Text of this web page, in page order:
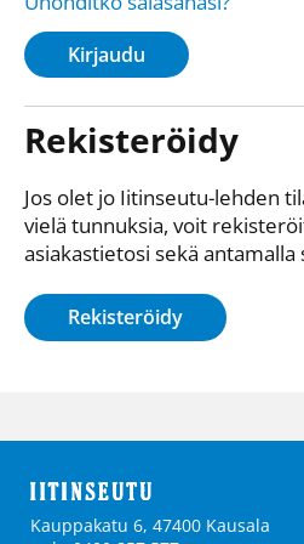
Kirjaudu
Rekisteröidy
Jos olet jo Iitinseutu-lehden
vielä tunnuksia, voit
asiakastietosi sekä
Rekisteröidy
Kauppakatu 6, 47400 Kausala